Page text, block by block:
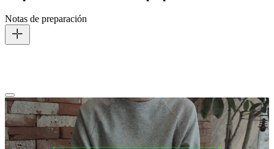
Notas de preparación